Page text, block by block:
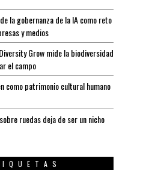
la gobernanza de la IA como reto
y medios
Grow mide la biodiversidad
el campo
como patrimonio cultural humano
ruedas deja de ser un nicho